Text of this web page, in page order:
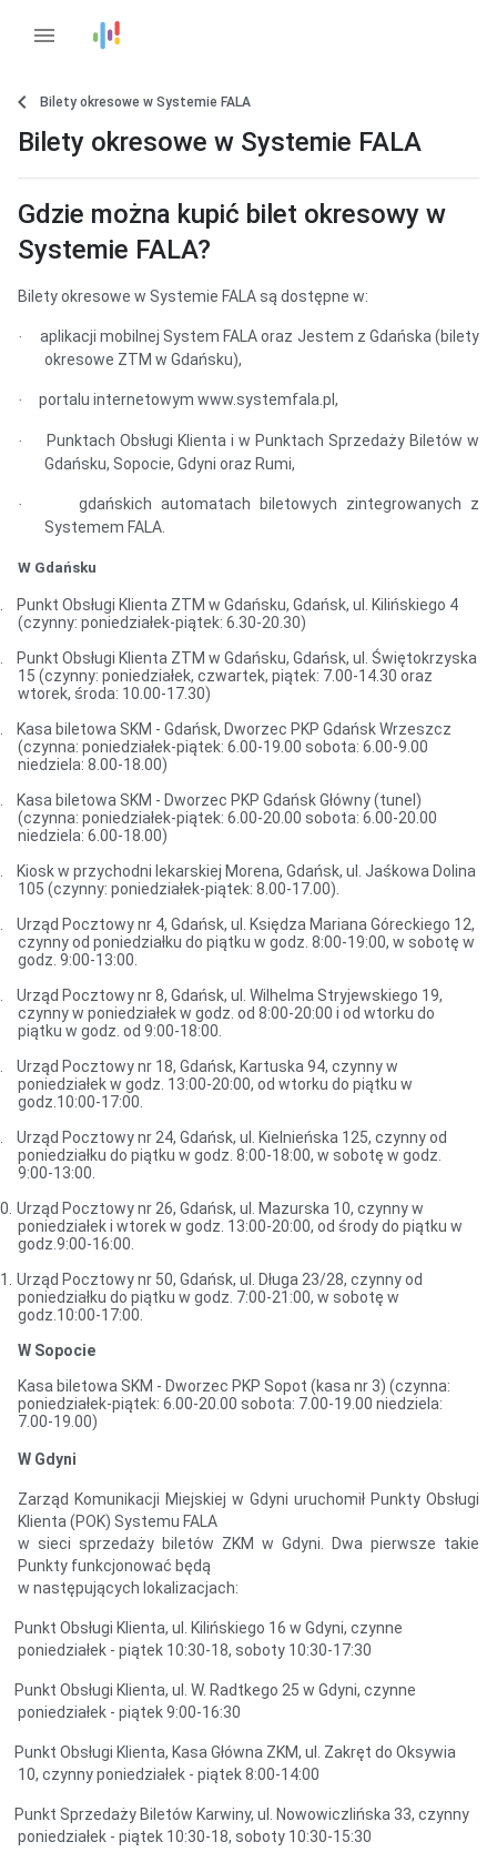
menu
Bilety okresowe w Systemie FALA
Bilety okresowe w Systemie FALA
Gdzie można kupić bilet okresowy w
Systemie FALA?
Bilety okresowe w Systemie FALA są dostępne w:
·
aplikacji mobilnej System FALA oraz Jestem z Gdańska (bilety
okresowe ZTM w Gdańsku),
· portalu internetowym www.systemfala.pl,
·
Punktach Obsługi Klienta i w Punktach Sprzedaży Biletów w
Gdańsku, Sopocie, Gdyni oraz Rumi,
·
gdańskich automatach biletowych zintegrowanych z
Systemem FALA.
W Gdańsku
Punkt Obsługi Klienta ZTM w Gdańsku, Gdańsk, ul. Kilińskiego 4
(czynny: poniedziałek-piątek: 6.30-20.30)
Punkt Obsługi Klienta ZTM w Gdańsku, Gdańsk, ul. Świętokrzyska
15 (czynny: poniedziałek, czwartek, piątek: 7.00-14.30 oraz
wtorek, środa: 10.00-17.30)
Kasa biletowa SKM - Gdańsk, Dworzec PKP Gdańsk Wrzeszcz
(czynna: poniedziałek-piątek: 6.00-19.00 sobota: 6.00-9.00
niedziela: 8.00-18.00)
Kasa biletowa SKM - Dworzec PKP Gdańsk Główny (tunel)
(czynna: poniedziałek-piątek: 6.00-20.00 sobota: 6.00-20.00
niedziela: 6.00-18.00)
Kiosk w przychodni lekarskiej Morena, Gdańsk, ul. Jaśkowa Dolina
105 (czynny: poniedziałek-piątek: 8.00-17.00).
Urząd Pocztowy nr 4, Gdańsk, ul. Księdza Mariana Góreckiego 12,
czynny od poniedziałku do piątku w godz. 8:00-19:00, w sobotę w
godz. 9:00-13:00.
Urząd Pocztowy nr 8, Gdańsk, ul. Wilhelma Stryjewskiego 19,
czynny w poniedziałek w godz. od 8:00-20:00 i od wtorku do
piątku w godz. od 9:00-18:00.
Urząd Pocztowy nr 18, Gdańsk, Kartuska 94, czynny w
poniedziałek w godz. 13:00-20:00, od wtorku do piątku w
godz.10:00-17:00.
Urząd Pocztowy nr 24, Gdańsk, ul. Kielnieńska 125, czynny od
poniedziałku do piątku w godz. 8:00-18:00, w sobotę w godz.
9:00-13:00.
Urząd Pocztowy nr 26, Gdańsk, ul. Mazurska 10, czynny w
poniedziałek i wtorek w godz. 13:00-20:00, od środy do piątku w
godz.9:00-16:00.
Urząd Pocztowy nr 50, Gdańsk, ul. Długa 23/28, czynny od
poniedziałku do piątku w godz. 7:00-21:00, w sobotę w
godz.10:00-17:00.
W Sopocie
Kasa biletowa SKM - Dworzec PKP Sopot (kasa nr 3) (czynna:
poniedziałek-piątek: 6.00-20.00 sobota: 7.00-19.00 niedziela:
7.00-19.00)
W Gdyni
Zarząd Komunikacji Miejskiej w Gdyni uruchomił Punkty Obsługi
Klienta (POK) Systemu FALA
w sieci sprzedaży biletów ZKM w Gdyni. Dwa pierwsze takie
Punkty funkcjonować będą
w następujących lokalizacjach:
Obsługi Klienta, ul. Kilińskiego 16 w Gdyni, czynne
poniedziałek - piątek 10:30-18, soboty 10:30-17:30
Obsługi Klienta, ul. W. Radtkego 25 w Gdyni, czynne
poniedziałek - piątek 9:00-16:30
Obsługi Klienta, Kasa Główna ZKM, ul. Zakręt do Oksywia
10, czynny poniedziałek - piątek 8:00-14:00
Sprzedaży Biletów Karwiny, ul. Nowowiczlińska 33, czynny
poniedziałek - piątek 10:30-18, soboty 10:30-15:30